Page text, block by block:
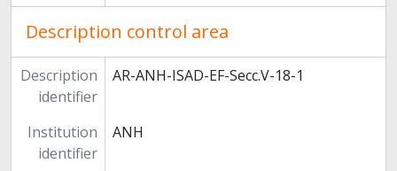
Description control area
Description
identifier
AR-ANH-ISAD-EF-Secc.V-18-1
Institution
identifier
ANH